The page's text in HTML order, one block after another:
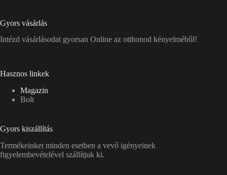
Gyors vásárlás
Intézd vásárlásodat gyorsan Online az otthonod kényelméből!
Hasznos linkek
Magazin
Bolt
Gyors kiszállítás
Termékeinket minden esetben a vevő igényeinek
figyelembevételével szállítjuk ki.